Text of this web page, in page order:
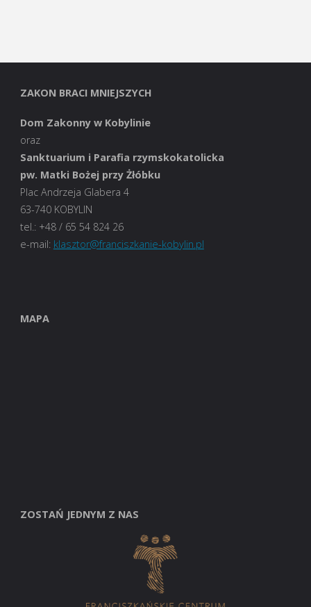
ZAKON BRACI MNIEJSZYCH
Dom Zakonny w Kobylinie
oraz
Sanktuarium i Parafia rzymskokatolicka
pw. Matki Bożej przy Żłóbku
Plac Andrzeja Glabera 4
63-740 KOBYLIN
tel.: +48 / 65 54 824 26
e-mail: klasztor@franciszkanie-kobylin.pl
MAPA
ZOSTAŃ JEDNYM Z NAS